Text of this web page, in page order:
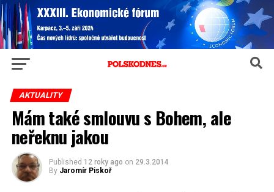
AKTUALITY
Mám také smlouvu s Bohem, ale
neřeknu jakou
Published 12 roky ago on 29.3.2014
By Jaromír Piskoř